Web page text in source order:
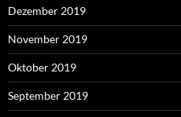
Dezember 2019
November 2019
Oktober 2019
September 2019